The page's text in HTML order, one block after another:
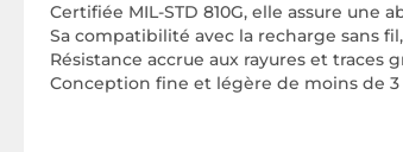
Certifiée MIL-STD 810G, elle assure
Sa compatibilité avec la recharge sans
Résistance accrue aux rayures et
Conception fine et légère de moins de